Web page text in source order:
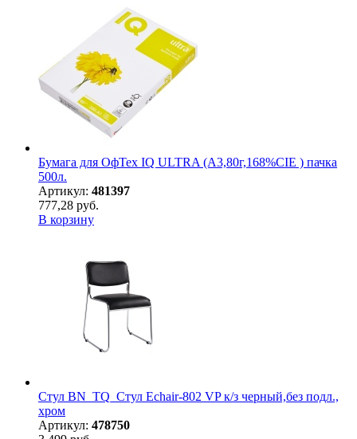
Бумага для ОфТех IQ ULTRA (А3,80г,168%CIE ) пачка
500л.
Артикул: 481397
777,28 руб.
В корзину
Стул BN_TQ_Стул Echair-802 VP к/з черный,без подл.,
хром
Артикул: 478750